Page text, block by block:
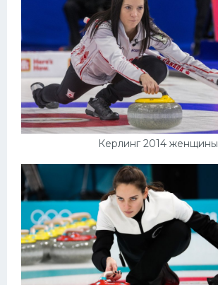
Керлинг 2014 женщины